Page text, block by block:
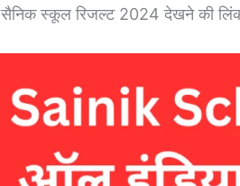
सैनिक स्कूल रिजल्ट 2024 देखने की